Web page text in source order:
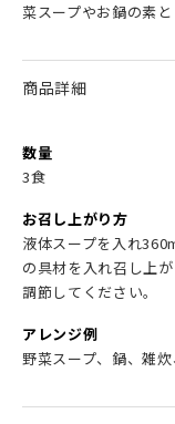
菜スープやお鍋の素
商品詳細
数量
3食
お召し上がり方
液体スープを入れ
の具材を入れ召し上
調節してください。
アレンジ例
野菜スープ、鍋、雑